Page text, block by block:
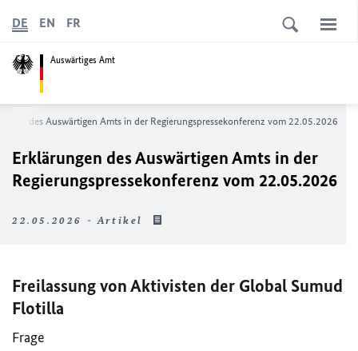
Auswärtiges Amt
DE EN FR
des Auswärtigen Amts in der Regierungspressekonferenz vom 22.05.2026
Erklärungen des Auswärtigen Amts in der
Regierungspressekonferenz vom 22.05.2026
22.05.2026 - Artikel
Freilassung von Aktivisten der Global Sumud
Flotilla
Frage